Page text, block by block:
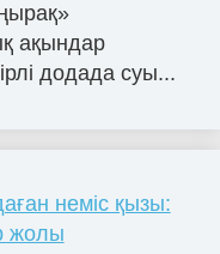
ақындар
додада суы...
неміс қызы:
жолы